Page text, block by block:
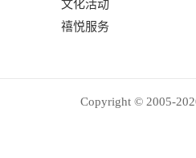
文化活动
禧悦服务
Copyright © 2005-